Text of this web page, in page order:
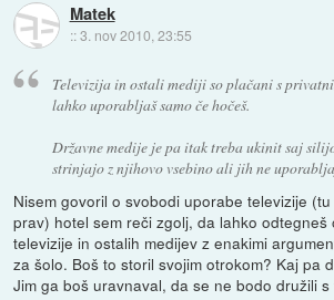
Matek
::3. nov 2010, 23:55
Televizija in ostali mediji so plačani s
lahko uporabljaš samo če hočeš.
Državne medije je pa itak treba ukinit saj
strinjajo z njihovo vsebino ali jih ne
Nisem govoril o svobodi uporabe televizije
prav) hotel sem reči zgolj, da lahko odtegneš
televizije in ostalih medijev z enakimi
za šolo. Boš to storil svojim otrokom? Kaj pa
Jim ga boš uravnaval, da se ne bodo družili